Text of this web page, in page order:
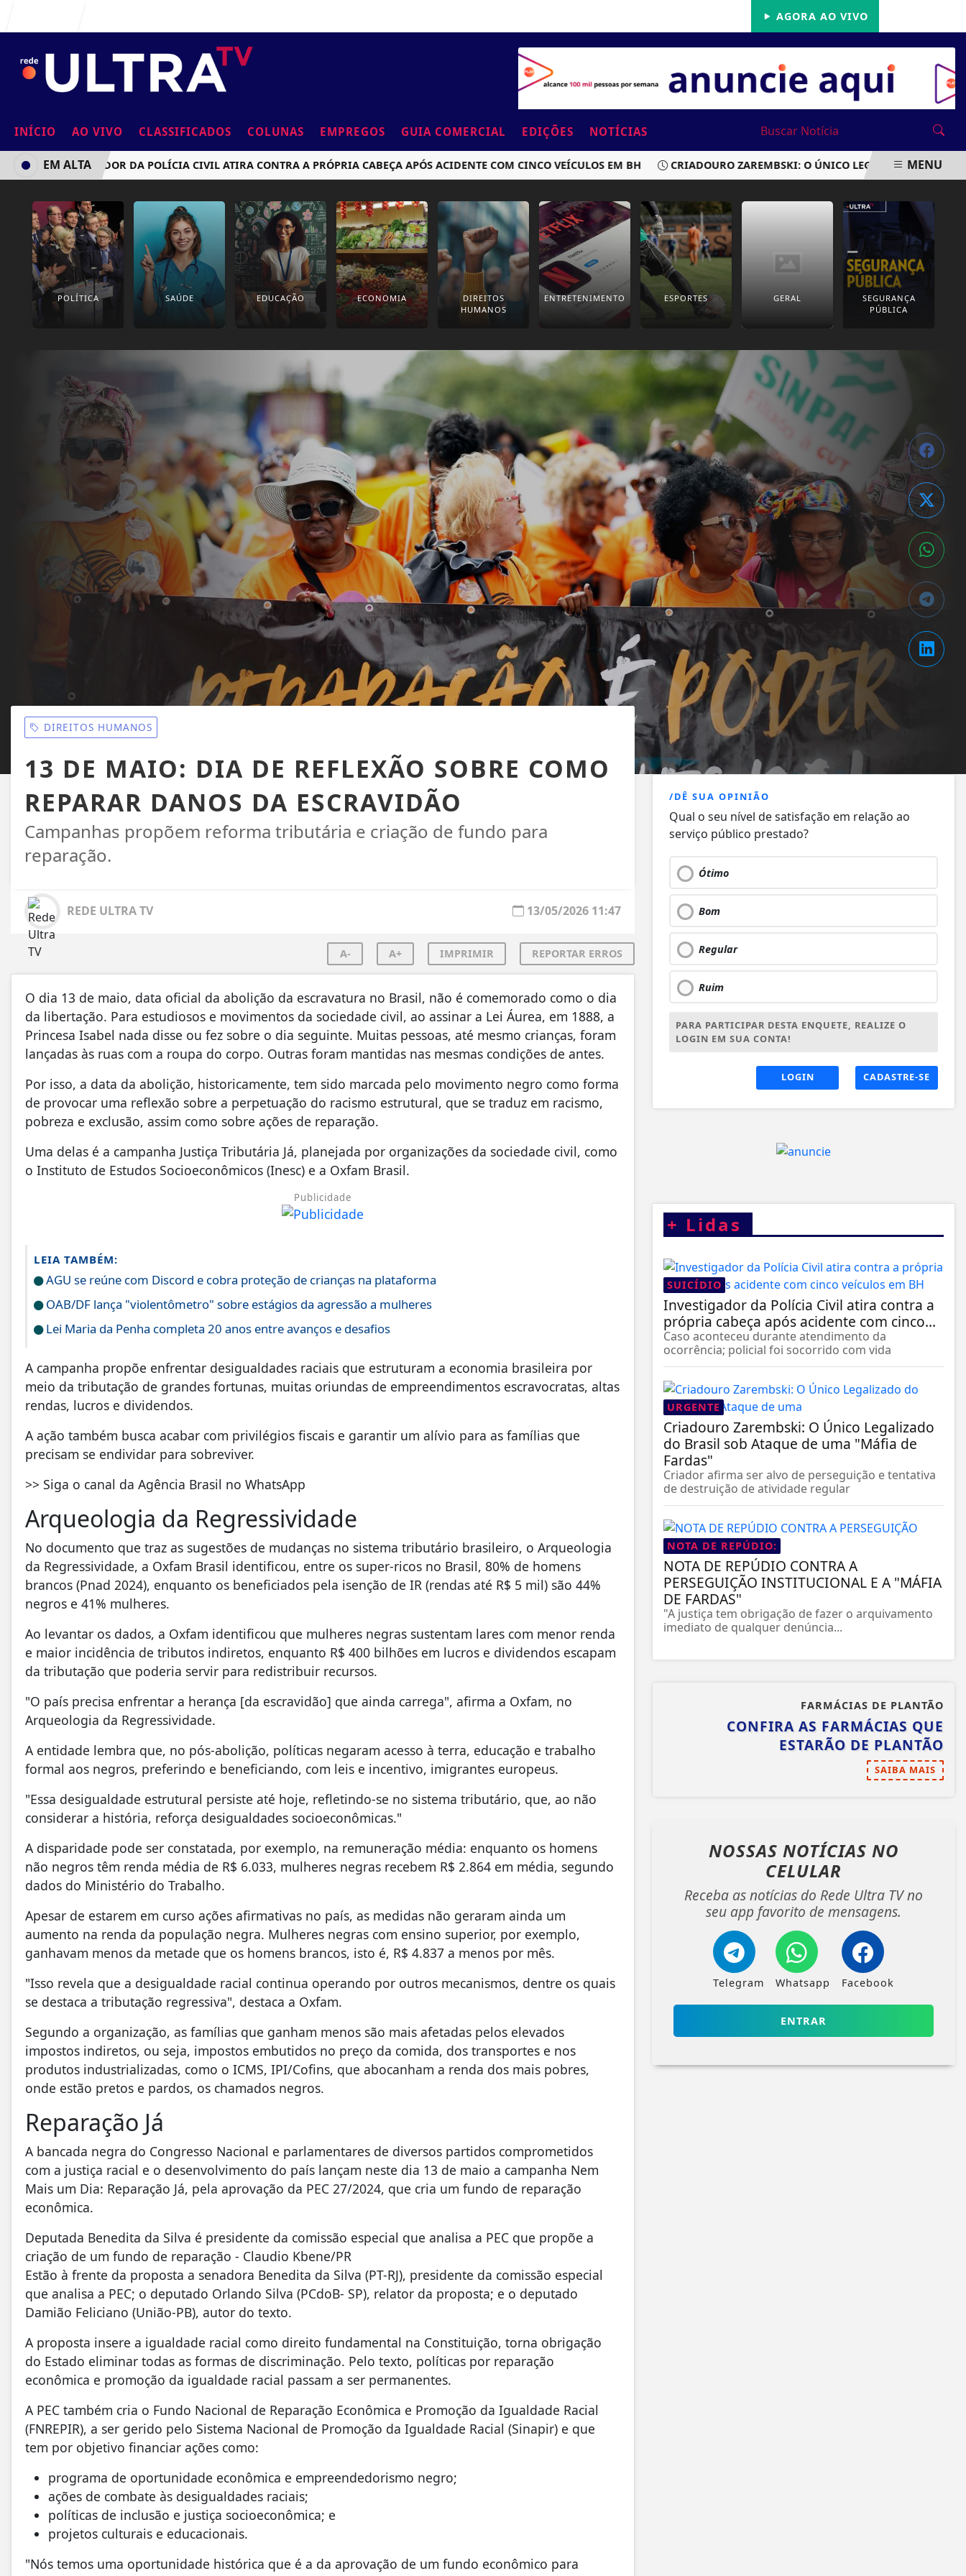
AGORA AO VIVO
INÍCIO AO VIVO CLASSIFICADOS COLUNAS EMPREGOS GUIA COMERCIAL EDIÇÕES NOTÍCIAS
INVESTIGADOR DA POLÍCIA CIVIL ATIRA CONTRA A PRÓPRIA CABEÇA APÓS ACIDENTE COM CINCO VEÍCULOS EM BH CRIADOURO ZAREMBSKI: O ÚNICO LEGALIZADO DO BRASIL
EM ALTA MENU
POLÍTICA SAÚDE EDUCAÇÃO ECONOMIA
DIREITOS
HUMANOS
ENTRETENIMENTO ESPORTES GERAL
SEGURANÇA
PÚBLICA
DIREITOS HUMANOS
13 DE MAIO: DIA DE REFLEXÃO SOBRE COMO
REPARAR DANOS DA ESCRAVIDÃO
Campanhas propõem reforma tributária e criação de fundo para
reparação.
REDE ULTRA TV 13/05/2026 11:47
A- A+ IMPRIMIR REPORTAR ERROS
O dia 13 de maio, data oficial da abolição da escravatura no Brasil, não é comemorado como o dia
da libertação. Para estudiosos e movimentos da sociedade civil, ao assinar a Lei Áurea, em 1888, a
Princesa Isabel nada disse ou fez sobre o dia seguinte. Muitas pessoas, até mesmo crianças, foram
lançadas às ruas com a roupa do corpo. Outras foram mantidas nas mesmas condições de antes.
Por isso, a data da abolição, historicamente, tem sido marcada pelo movimento negro como forma
de provocar uma reflexão sobre a perpetuação do racismo estrutural, que se traduz em racismo,
pobreza e exclusão, assim como sobre ações de reparação.
Uma delas é a campanha Justiça Tributária Já, planejada por organizações da sociedade civil, como
o Instituto de Estudos Socioeconômicos (Inesc) e a Oxfam Brasil.
Publicidade
LEIA TAMBÉM:
AGU se reúne com Discord e cobra proteção de crianças na plataforma
OAB/DF lança "violentômetro" sobre estágios da agressão a mulheres
Lei Maria da Penha completa 20 anos entre avanços e desafios
A campanha propõe enfrentar desigualdades raciais que estruturam a economia brasileira por
meio da tributação de grandes fortunas, muitas oriundas de empreendimentos escravocratas, altas
rendas, lucros e dividendos.
A ação também busca acabar com privilégios fiscais e garantir um alívio para as famílias que
precisam se endividar para sobreviver.
>> Siga o canal da Agência Brasil no WhatsApp
Arqueologia da Regressividade
No documento que traz as sugestões de mudanças no sistema tributário brasileiro, o Arqueologia
da Regressividade, a Oxfam Brasil identificou, entre os super-ricos no Brasil, 80% de homens
brancos (Pnad 2024), enquanto os beneficiados pela isenção de IR (rendas até R$ 5 mil) são 44%
negros e 41% mulheres.
Ao levantar os dados, a Oxfam identificou que mulheres negras sustentam lares com menor renda
e maior incidência de tributos indiretos, enquanto R$ 400 bilhões em lucros e dividendos escapam
da tributação que poderia servir para redistribuir recursos.
"O país precisa enfrentar a herança [da escravidão] que ainda carrega", afirma a Oxfam, no
Arqueologia da Regressividade.
A entidade lembra que, no pós-abolição, políticas negaram acesso à terra, educação e trabalho
formal aos negros, preferindo e beneficiando, com leis e incentivo, imigrantes europeus.
"Essa desigualdade estrutural persiste até hoje, refletindo-se no sistema tributário, que, ao não
considerar a história, reforça desigualdades socioeconômicas."
A disparidade pode ser constatada, por exemplo, na remuneração média: enquanto os homens
não negros têm renda média de R$ 6.033, mulheres negras recebem R$ 2.864 em média, segundo
dados do Ministério do Trabalho.
Apesar de estarem em curso ações afirmativas no país, as medidas não geraram ainda um
aumento na renda da população negra. Mulheres negras com ensino superior, por exemplo,
ganhavam menos da metade que os homens brancos, isto é, R$ 4.837 a menos por mês.
"Isso revela que a desigualdade racial continua operando por outros mecanismos, dentre os quais
se destaca a tributação regressiva", destaca a Oxfam.
Segundo a organização, as famílias que ganham menos são mais afetadas pelos elevados
impostos indiretos, ou seja, impostos embutidos no preço da comida, dos transportes e nos
produtos industrializadas, como o ICMS, IPI/Cofins, que abocanham a renda dos mais pobres,
onde estão pretos e pardos, os chamados negros.
Reparação Já
A bancada negra do Congresso Nacional e parlamentares de diversos partidos comprometidos
com a justiça racial e o desenvolvimento do país lançam neste dia 13 de maio a campanha Nem
Mais um Dia: Reparação Já, pela aprovação da PEC 27/2024, que cria um fundo de reparação
econômica.
Deputada Benedita da Silva é presidente da comissão especial que analisa a PEC que propõe a
criação de um fundo de reparação - Claudio Kbene/PR
Estão à frente da proposta a senadora Benedita da Silva (PT-RJ), presidente da comissão especial
que analisa a PEC; o deputado Orlando Silva (PCdoB- SP), relator da proposta; e o deputado
Damião Feliciano (União-PB), autor do texto.
A proposta insere a igualdade racial como direito fundamental na Constituição, torna obrigação
do Estado eliminar todas as formas de discriminação. Pelo texto, políticas por reparação
econômica e promoção da igualdade racial passam a ser permanentes.
A PEC também cria o Fundo Nacional de Reparação Econômica e Promoção da Igualdade Racial
(FNREPIR), a ser gerido pelo Sistema Nacional de Promoção da Igualdade Racial (Sinapir) e que
tem por objetivo financiar ações como:
programa de oportunidade econômica e empreendedorismo negro;
ações de combate às desigualdades raciais;
políticas de inclusão e justiça socioeconômica; e
projetos culturais e educacionais.
"Nós temos uma oportunidade histórica que é a da aprovação de um fundo econômico para
/DÊ SUA OPINIÃO
Qual o seu nível de satisfação em relação ao
serviço público prestado?
Ótimo
Bom
Regular
Ruim
PARA PARTICIPAR DESTA ENQUETE, REALIZE O
LOGIN EM SUA CONTA!
LOGIN CADASTRE-SE
+ Lidas
SUICÍDIO
Investigador da Polícia Civil atira contra a
própria cabeça após acidente com cinco...
Caso aconteceu durante atendimento da
ocorrência; policial foi socorrido com vida
URGENTE
Criadouro Zarembski: O Único Legalizado
do Brasil sob Ataque de uma "Máfia de
Fardas"
Criador afirma ser alvo de perseguição e tentativa
de destruição de atividade regular
NOTA DE REPÚDIO:
NOTA DE REPÚDIO CONTRA A
PERSEGUIÇÃO INSTITUCIONAL E A "MÁFIA
DE FARDAS"
"A justiça tem obrigação de fazer o arquivamento
imediato de qualquer denúncia...
FARMÁCIAS DE PLANTÃO
CONFIRA AS FARMÁCIAS QUE
ESTARÃO DE PLANTÃO
SAIBA MAIS
NOSSAS NOTÍCIAS NO
CELULAR
Receba as notícias do Rede Ultra TV no
seu app favorito de mensagens.
Telegram Whatsapp Facebook
ENTRAR